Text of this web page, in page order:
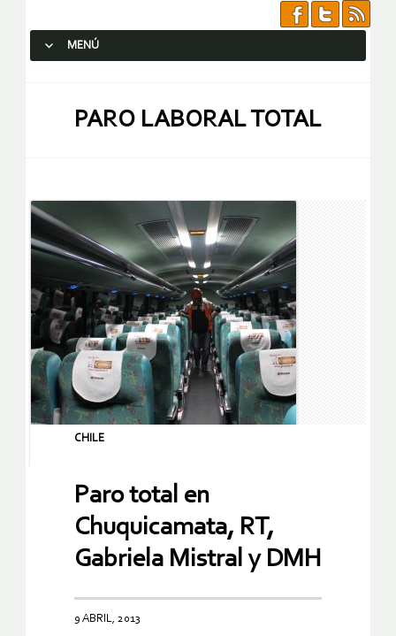
MENÚ
PARO LABORAL TOTAL
CHILE
Paro total en
Chuquicamata, RT,
Gabriela Mistral y DMH
9 ABRIL, 2013